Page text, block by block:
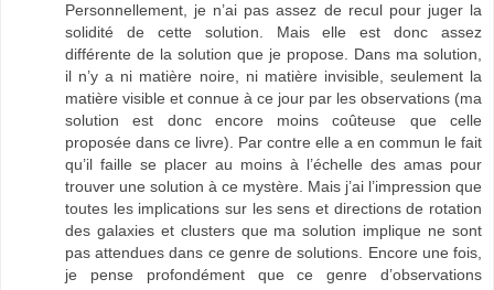
Personnellement, je n’ai pas assez de recul pour juger la
solidité de cette solution. Mais elle est donc assez
différente de la solution que je propose. Dans ma solution,
il n’y a ni matière noire, ni matière invisible, seulement la
matière visible et connue à ce jour par les observations (ma
solution est donc encore moins coûteuse que celle
proposée dans ce livre). Par contre elle a en commun le fait
qu’il faille se placer au moins à l’échelle des amas pour
trouver une solution à ce mystère. Mais j’ai l’impression que
toutes les implications sur les sens et directions de rotation
des galaxies et clusters que ma solution implique ne sont
pas attendues dans ce genre de solutions. Encore une fois,
je pense profondément que ce genre d’observations